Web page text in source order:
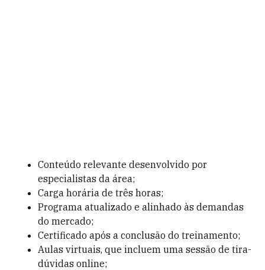
Conteúdo relevante desenvolvido por
especialistas da área;
Carga horária de três horas;
Programa atualizado e alinhado às demandas
do mercado;
Certificado após a conclusão do treinamento;
Aulas virtuais, que incluem uma sessão de tira-
dúvidas online;